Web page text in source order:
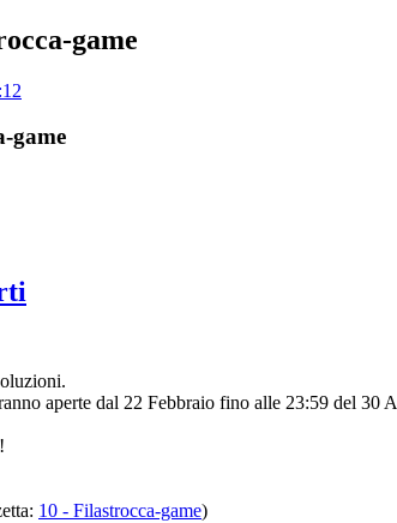
game
game
aperte dal 22 Febbraio fino alle 23:59 del 30
10 - Filastrocca-game)